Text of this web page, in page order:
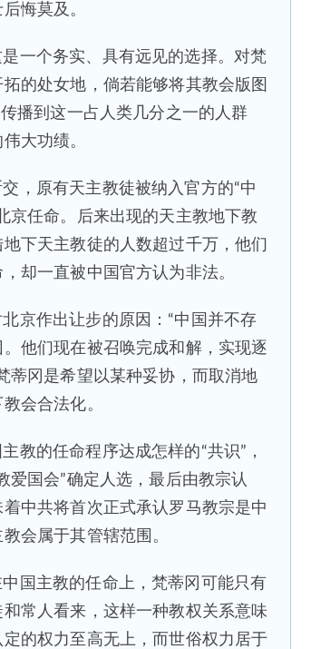
悔莫及。
一个务实、具有远见的选择。对梵
的处女地，倘若能够将其教会版图
播到这一占人类几分之一的人群
大功绩。
，原有天主教徒被纳入官方的“中
京任命。后来出现的天主教地下教
下天主教徒的人数超过千万，他们
却一直被中国官方认为非法。
京作出让步的原因：“中国并不存
他们现在被召唤完成和解，实现逐
蒂冈是希望以某种妥协，而取消地
会合法化。
教的任命程序达成怎样的“共识”，
爱国会”确定人选，最后由教宗认
中共将首次正式承认罗马教宗是中
会属于其管辖范围。
国主教的任命上，梵蒂冈可能只有
常人看来，这样一种教权关系意味
的权力至高无上，而世俗权力居于